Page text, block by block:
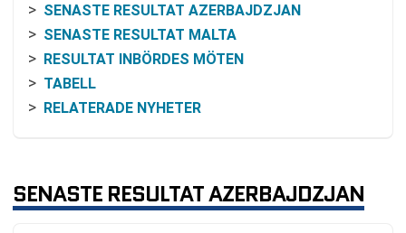
SENASTE RESULTAT AZERBAJDZJAN
SENASTE RESULTAT MALTA
RESULTAT INBÖRDES MÖTEN
TABELL
RELATERADE NYHETER
SENASTE RESULTAT AZERBAJDZJAN